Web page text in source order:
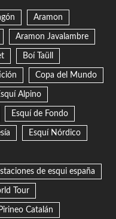
Aramon
Aramon Javalambre
Boí Taüll
Copa del Mundo
Alpino
Esquí de Fondo
Esquí Nórdico
de esqui españa
Tour
Pirineo Catalán